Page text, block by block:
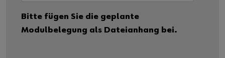
Bitte fügen Sie die geplante
Modulbelegung als Dateianhang bei.